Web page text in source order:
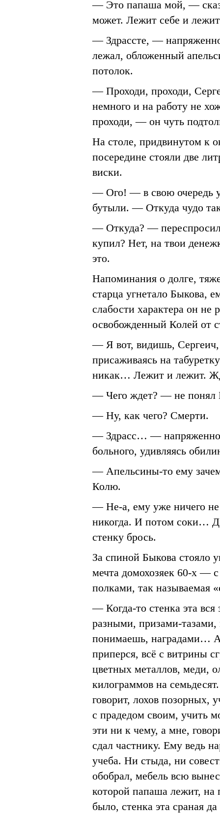
— Это папаша мой, —
может. Лежит себе и
— Здрассте, —
лежал, обложенный
потолок.
— Проходи, проходи,
немного и на работу не
проходи, — он чуть
На столе, придвинутом к
посередине стояли две
виски.
— Ого! — в свою очередь
бутыли. — Откуда чудо
— Откуда? —
купил? Нет, на твои
это.
Напоминания о долге,
старца угнетало Быкова,
слабости характера он не
освобожденный Колей от
— Я вот, видишь,
присаживаясь на
никак… Лежит и лежит.
— Чего ждет? — не понял
— Ну, как чего? Смерти.
— Здрасс… — напряженно
больного, удивляясь
— Апельсины-то ему
Колю.
— Не-а, ему уже ничего
никогда. И потом соки…
стенку брось.
За спиной Быкова стояло
мечта домохозяек 60-х —
полками, так называемая
— Когда-то стенка эта вся
разными, призами-
понимаешь, наградами… А
приперся, всё с витрины
цветных металлов, меди,
килограммов на
говорит, лохов позорных,
с прадедом своим, учить
эти ни к чему, а мне,
сдал частнику. Ему ведь
учеба. Ни стыда, ни
обобрал, мебель всю
которой папаша лежит, на
было, стенка эта сраная